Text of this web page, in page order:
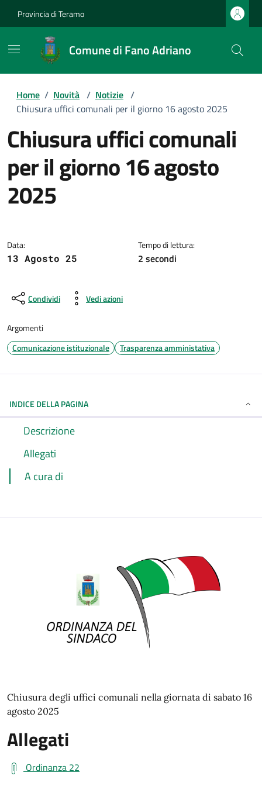
Provincia di Teramo
Comune di Fano Adriano
Home / Novità / Notizie /
Chiusura uffici comunali per il giorno 16 agosto 2025
Chiusura uffici comunali
per il giorno 16 agosto
2025
Data:
13 Agosto 25
Tempo di lettura:
2 secondi
Condividi Vedi azioni
Argomenti
Comunicazione istituzionale
Trasparenza amministativa
INDICE DELLA PAGINA
Descrizione
Allegati
A cura di
Chiusura degli uffici comunali nella giornata di sabato 16
agosto 2025
Allegati
Ordinanza 22